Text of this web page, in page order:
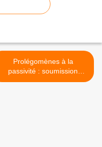
Prolégomènes à la
passivité : soumission
généralisée au mensonge >